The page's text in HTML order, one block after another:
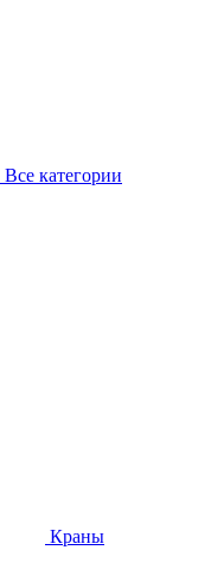
Все категории
Краны